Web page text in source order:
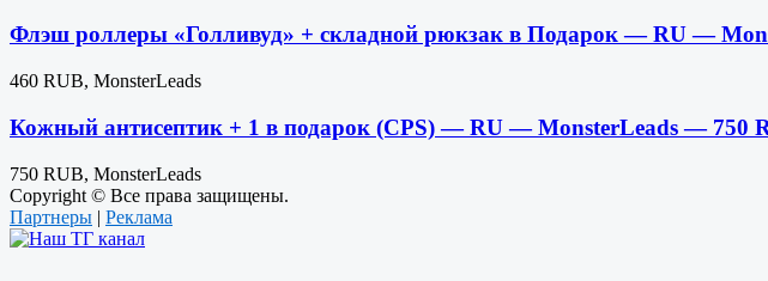
Флэш роллеры «Голливуд» + складной рюкзак в Подарок — RU —
460 RUB, MonsterLeads
Кожный антисептик + 1 в подарок (CPS) — RU — MonsterLeads — 750
750 RUB, MonsterLeads
Copyright © Все права защищены.
Партнеры | Реклама